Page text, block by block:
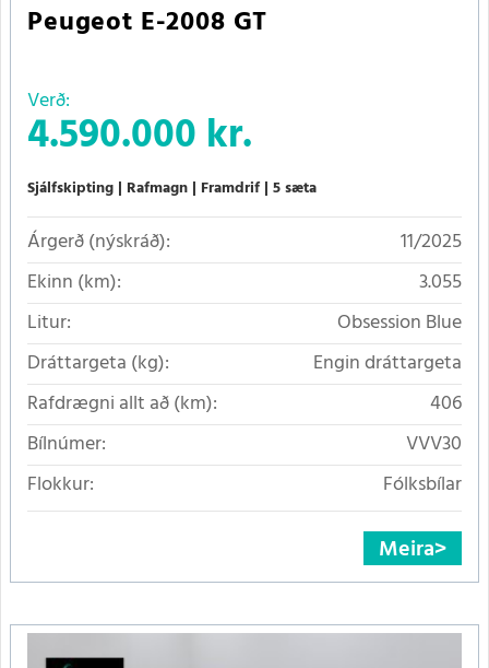
Peugeot E-2008 GT
Verð:
4.590.000 kr.
Sjálfskipting Rafmagn Framdrif 5 sæta
Árgerð (nýskráð):
11/2025
Ekinn (km):
3.055
Litur:
Obsession Blue
Dráttargeta (kg):
Engin dráttargeta
Rafdrægni allt að (km):
406
Bílnúmer:
VVV30
Flokkur:
Fólksbílar
Meira